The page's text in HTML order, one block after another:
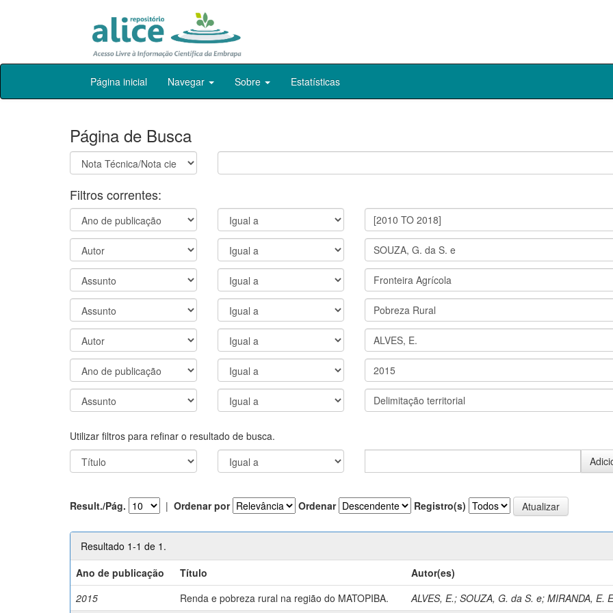
Skip
Página inicial Navegar Sobre Estatísticas
Página de Busca
Filtros correntes:
Utilizar filtros para refinar o resultado de busca.
Result./Pág. | Ordenar por Ordenar Registro(s)
Resultado 1-1 de 1.
Ano de publicação
Título
Autor(es)
2015
Renda e pobreza rural na região do MATOPIBA. ALVES, E.;SOUZA, G. da S. e;MIRANDA, E.